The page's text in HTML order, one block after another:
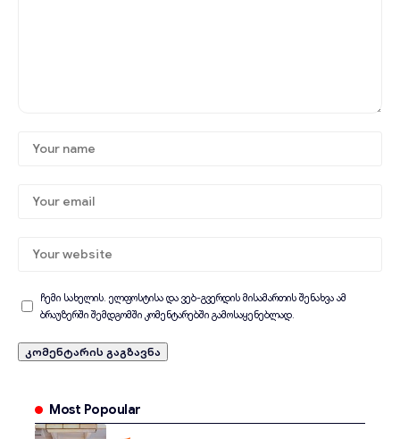
ჩემი სახელის. ელფოსტისა და ვებ-გვერდის მისამართის შენახვა ამ
ბრაუზერში შემდგომში კომენტარებში გამოსაყენებლად.
Most Popoular